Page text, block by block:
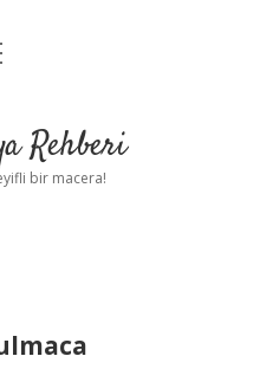
Rehberi
bir macera!